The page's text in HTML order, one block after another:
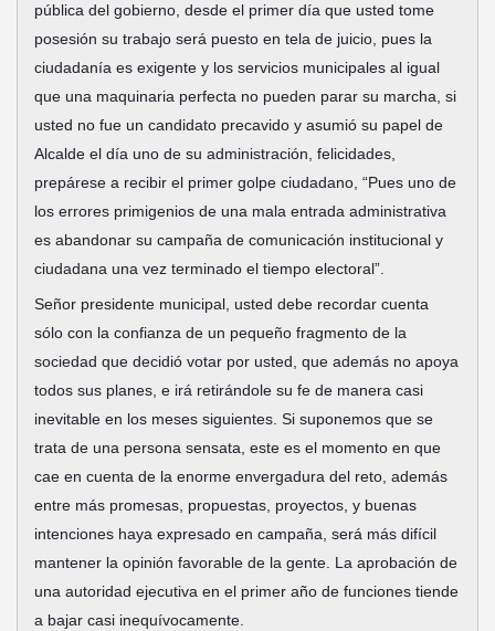
pública del gobierno, desde el primer día que usted tome
posesión su trabajo será puesto en tela de juicio, pues la
ciudadanía es exigente y los servicios municipales al igual
que una maquinaria perfecta no pueden parar su marcha, si
usted no fue un candidato precavido y asumió su papel de
Alcalde el día uno de su administración, felicidades,
prepárese a recibir el primer golpe ciudadano, “Pues uno de
los errores primigenios de una mala entrada administrativa
es abandonar su campaña de comunicación institucional y
ciudadana una vez terminado el tiempo electoral”.
Señor presidente municipal, usted debe recordar cuenta
sólo con la confianza de un pequeño fragmento de la
sociedad que decidió votar por usted, que además no apoya
todos sus planes, e irá retirándole su fe de manera casi
inevitable en los meses siguientes. Si suponemos que se
trata de una persona sensata, este es el momento en que
cae en cuenta de la enorme envergadura del reto, además
entre más promesas, propuestas, proyectos, y buenas
intenciones haya expresado en campaña, será más difícil
mantener la opinión favorable de la gente. La aprobación de
una autoridad ejecutiva en el primer año de funciones tiende
a bajar casi inequívocamente.